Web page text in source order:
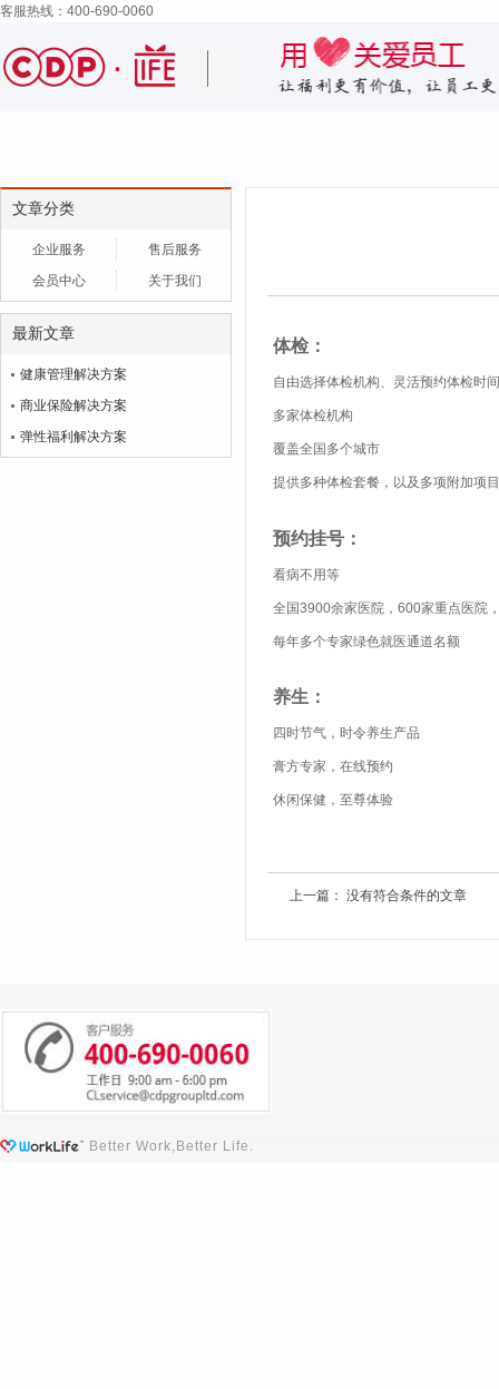
客服热线：400-690-0060
文章分类
企业服务
售后服务
会员中心
关于我们
最新文章
健康管理解决方案
商业保险解决方案
弹性福利解决方案
体检：
自由选择体检机构、 灵活预约体检时
多家体检机构
覆盖全国 多个城市
提供多种体检套餐， 以及多项附加项目
预约挂号：
看病不用等
全国3900余家医院， 600家重点医院
每年多个专家绿色就医通道名额
养生：
四时节气，时令养生产品
膏方专家，在线预约
休闲保健，至尊体验
上一篇： 没有符合条件的文章
Better Work,Better Life.